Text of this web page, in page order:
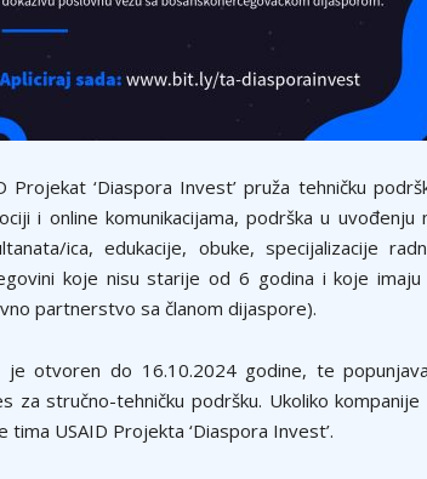
Projekat ‘Diaspora Invest’ pruža tehničku
i online komunikacijama, podrška u
ica, edukacije, obuke, specijalizacije
koje nisu starije od 6 godina i koje
partnerstvo sa članom dijaspore).
je otvoren do 16.10.2024 godine, te
za stručno-tehničku podršku. Ukoliko
tima USAID Projekta ‘Diaspora Invest’.